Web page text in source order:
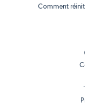
Comment